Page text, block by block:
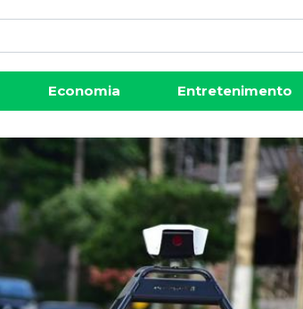
Economia Entretenimento